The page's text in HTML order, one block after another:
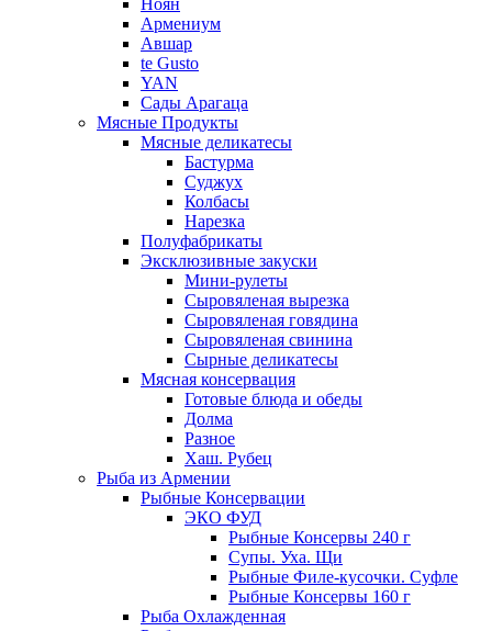
Ноян
Армениум
Авшар
te Gusto
YAN
Сады Арагаца
Мясные Продукты
Мясные деликатесы
Бастурма
Суджух
Колбасы
Нарезка
Полуфабрикаты
Эксклюзивные закуски
Мини-рулеты
Сыровяленая вырезка
Сыровяленая говядина
Сыровяленая свинина
Сырные деликатесы
Мясная консервация
Готовые блюда и обеды
Долма
Разное
Хаш. Рубец
Рыба из Армении
Рыбные Консервации
ЭКО ФУД
Рыбные Консервы 240 г
Супы. Уха. Щи
Рыбные Филе-кусочки. Суфле
Рыбные Консервы 160 г
Рыба Охлажденная